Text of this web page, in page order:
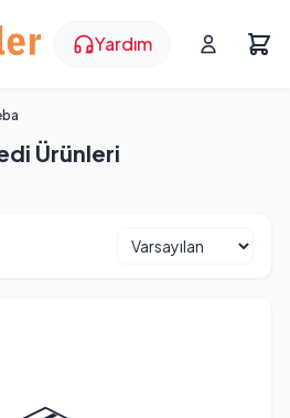
Yardım
Ürünleri